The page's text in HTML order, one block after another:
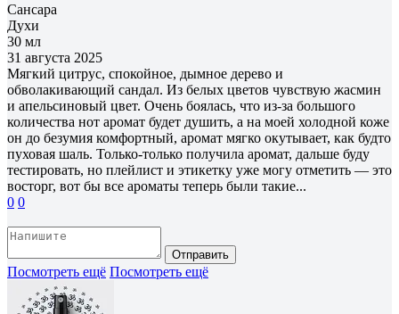
Сансара
Духи
30 мл
31 августа 2025
Мягкий цитрус, спокойное, дымное дерево и
обволакивающий сандал. Из белых цветов чувствую жасмин
и апельсиновый цвет. Очень боялась, что из-за большого
количества нот аромат будет душить, а на моей холодной коже
он до безумия комфортный, аромат мягко окутывает, как будто
пуховая шаль. Только-только получила аромат, дальше буду
тестировать, но плейлист и этикетку уже могу отметить — это
восторг, вот бы все ароматы теперь были такие...
0 0
Отправить
Посмотреть ещё Посмотреть ещё